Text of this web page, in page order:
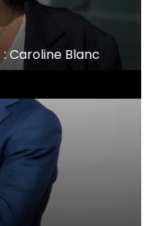
Caroline Blanc